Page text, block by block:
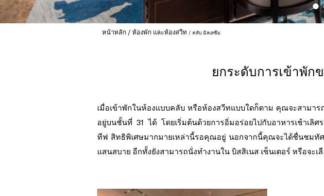
หน้าหลัก ห้องพัก และห้องสวีท คลับ มิลเลซีม
ยกระดับการเข้าพั
เมื่อเข้าพักในห้องแบบคลับ หรือห้องสวีทแบบใดก็ตาม คุณจะสามาร
อยู่บนชั้นที่ 31 ได้ โดยเริ่มต้นด้วยการอิ่มอร่อยไปกับอาหารเช้าเลิศ
ทีฟ สิทธิพิเศษมากมายเหล่านี้รอคุณอยู่ นอกจากนี้คุณจะได้ชื่นชมทั
แสนสบาย อีกทั้งยังสามารถนั่งทำงานใน บิสสิเนส เซ็นเตอร์ หรือจะ